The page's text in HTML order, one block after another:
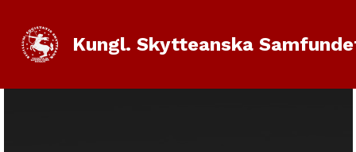
Kungl. Skytteanska